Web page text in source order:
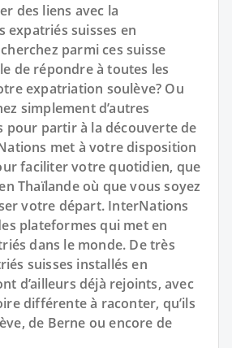
des liens avec la
expatriés suisses en
parmi ces suisse
de répondre à toutes les
expatriation soulève? Ou
simplement d’autres
pour partir à la découverte de
met à votre disposition
faciliter votre quotidien, que
Thaïlande où que vous soyez
votre départ. InterNations
plateformes qui met en
dans le monde. De très
suisses installés en
d’ailleurs déjà rejoints, avec
différente à raconter, qu’ils
de Berne ou encore de